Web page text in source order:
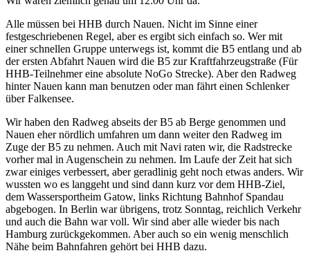
Alle müssen bei HHB durch Nauen. Nicht im Sinne einer
festgeschriebenen Regel, aber es ergibt sich einfach so. Wer mit
einer schnellen Gruppe unterwegs ist, kommt die B5 entlang und ab
der ersten Abfahrt Nauen wird die B5 zur Kraftfahrzeugstraße (Für
HHB-Teilnehmer eine absolute NoGo Strecke). Aber den Radweg
hinter Nauen kann man benutzen oder man fährt einen Schlenker
über Falkensee.
Wir haben den Radweg abseits der B5 ab Berge genommen und
Nauen eher nördlich umfahren um dann weiter den Radweg im
Zuge der B5 zu nehmen. Auch mit Navi raten wir, die Radstrecke
vorher mal in Augenschein zu nehmen. Im Laufe der Zeit hat sich
zwar einiges verbessert, aber geradlinig geht noch etwas anders. Wir
wussten wo es langgeht und sind dann kurz vor dem HHB-Ziel,
dem Wassersportheim Gatow, links Richtung Bahnhof Spandau
abgebogen. In Berlin war übrigens, trotz Sonntag, reichlich Verkehr
und auch die Bahn war voll. Wir sind aber alle wieder bis nach
Hamburg zurückgekommen. Aber auch so ein wenig menschlich
Nähe beim Bahnfahren gehört bei HHB dazu.